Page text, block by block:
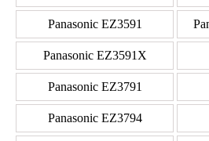
Panasonic EZ3591
Panasonic EZ3591X
Panasonic EZ3791
Panasonic EZ3794